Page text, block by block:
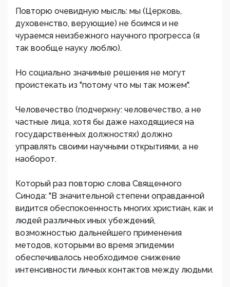
Повторю очевидную мысль: мы (Церковь,
духовенство, верующие) не боимся и не
чураемся неизбежного научного прогресса (я
так вообще науку люблю).
Но социально значимые решения не могут
проистекать из "потому что мы так можем".
Человечество (подчеркну: человечество, а не
частные лица, хотя бы даже находящиеся на
государственных должностях) должно
управлять своими научными открытиями, а не
наоборот.
Который раз повторю слова Священного
Синода: "В значительной степени оправданной
видится обеспокоенность многих христиан, как и
людей различных иных убеждений,
возможностью дальнейшего применения
методов, которыми во время эпидемии
обеспечивалось необходимое снижение
интенсивности личных контактов между людьми.